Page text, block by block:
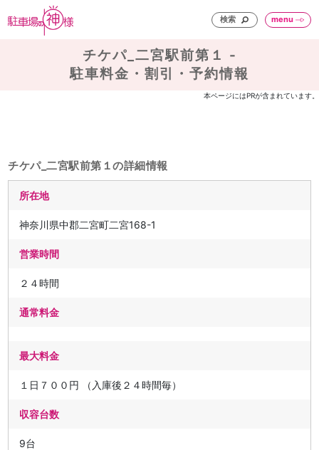
検索 menu
チケパ_二宮駅前第１ -
駐車料金・割引・予約情報
本ページにはPRが含まれています。
チケパ_二宮駅前第１の詳細情報
所在地
神奈川県中郡二宮町二宮168-1
営業時間
２４時間
通常料金
最大料金
１日７００円 （入庫後２４時間毎）
収容台数
9台